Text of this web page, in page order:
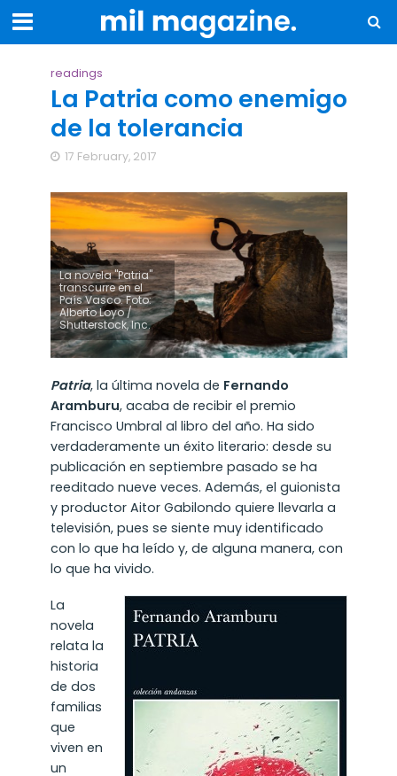
readings
La Patria como enemigo
de la tolerancia
17 February, 2017
La novela "Patria"
transcurre en el
País Vasco. Foto:
Alberto Loyo /
Shutterstock, Inc.
Patria, la última novela de Fernando
Aramburu, acaba de recibir el premio
Francisco Umbral al libro del año. Ha sido
verdaderamente un éxito literario: desde su
publicación en septiembre pasado se ha
reeditado nueve veces. Además, el guionista
y productor Aitor Gabilondo quiere llevarla a
televisión, pues se siente muy identificado
con lo que ha leído y, de alguna manera, con
lo que ha vivido.
La
novela
relata la
historia
de dos
familias
que
viven en
un